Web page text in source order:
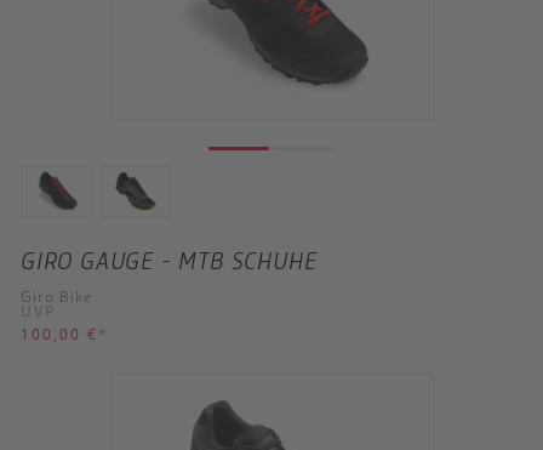
GIRO GAUGE - MTB SCHUHE
Giro Bike
UVP
100,00 € *